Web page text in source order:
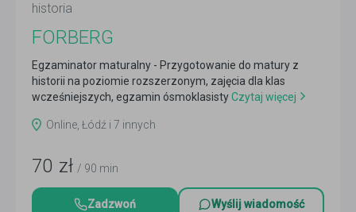
historia
FORBERG
Egzaminator maturalny - Przygotowanie do matury z
historii na poziomie rozszerzonym, zajęcia dla klas
wcześniejszych, egzamin ósmoklasistyCzytaj więcej
Online, Łódź i 7 innych
70 zł / 90 min
Zadzwoń Wyślij wiadomość